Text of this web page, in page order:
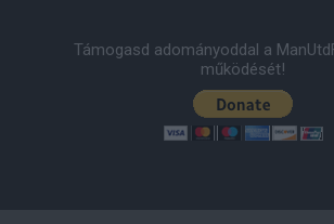
Támogasd adományoddal a
működését!